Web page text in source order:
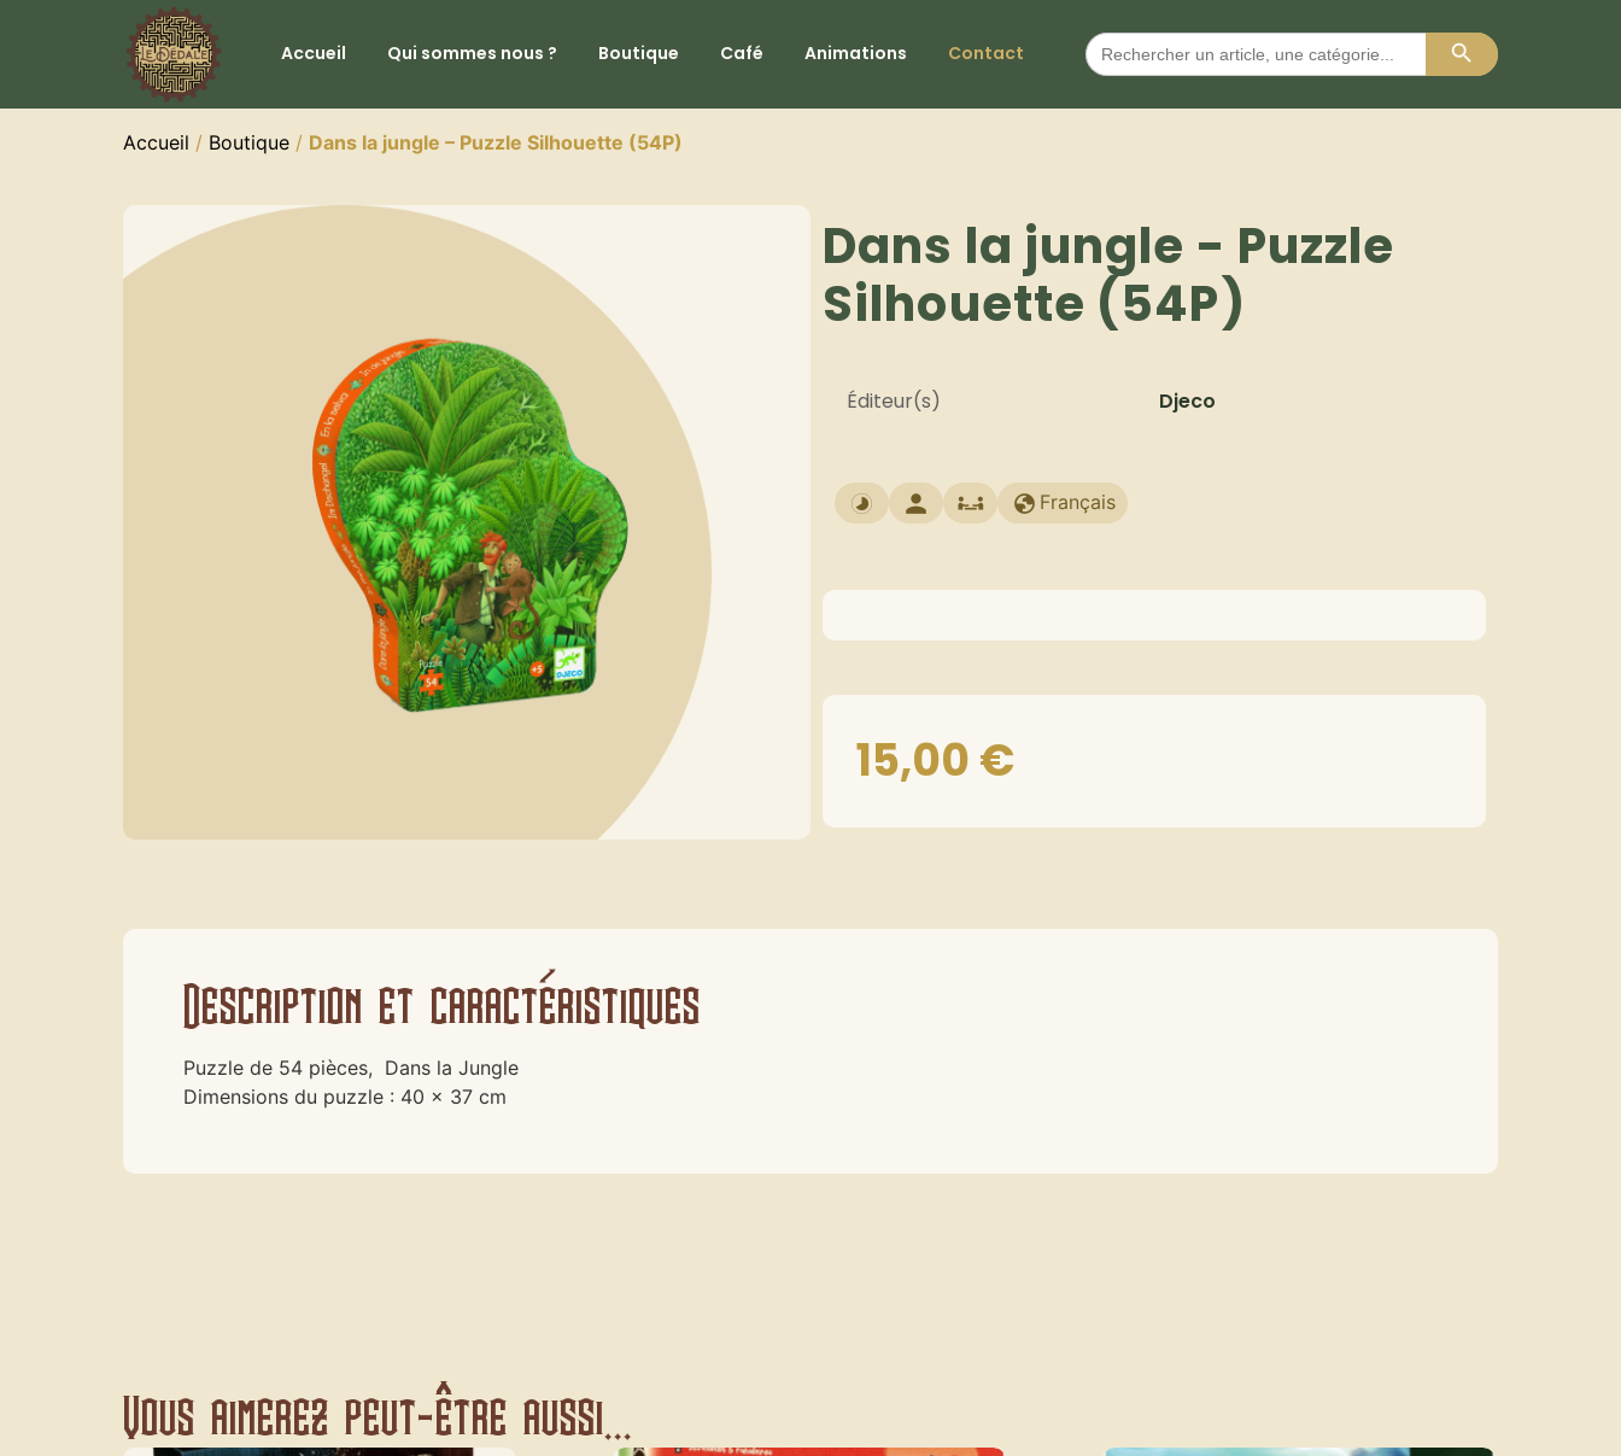
Accueil Qui sommes nous ? Boutique Café Animations Contact
Search
for:
Search Button
Accueil / Boutique / Dans la jungle – Puzzle Silhouette (54P)
Dans la jungle - Puzzle
Silhouette (54P)
Éditeur(s) Djeco
Français
15,00€
Description et caractéristiques
Puzzle de 54 pièces, Dans la Jungle
Dimensions du puzzle : 40 x 37 cm
Vous aimerez peut-être aussi...